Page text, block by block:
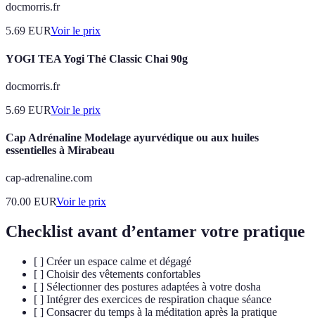
docmorris.fr
5.69 EURVoir le prix
YOGI TEA Yogi Thé Classic Chai 90g
docmorris.fr
5.69 EURVoir le prix
Cap Adrénaline Modelage ayurvédique ou aux huiles
essentielles à Mirabeau
cap-adrenaline.com
70.00 EURVoir le prix
Checklist avant d’entamer votre pratique
[ ] Créer un espace calme et dégagé
[ ] Choisir des vêtements confortables
[ ] Sélectionner des postures adaptées à votre dosha
[ ] Intégrer des exercices de respiration chaque séance
[ ] Consacrer du temps à la méditation après la pratique